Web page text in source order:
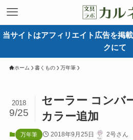
当サイトはアフィリエイト広告を掲
クにて
ホーム 書くもの 万年筆
セーラー コンバ
カラー追加
2018
9/25
万年筆 2018年9月25日 2号さん